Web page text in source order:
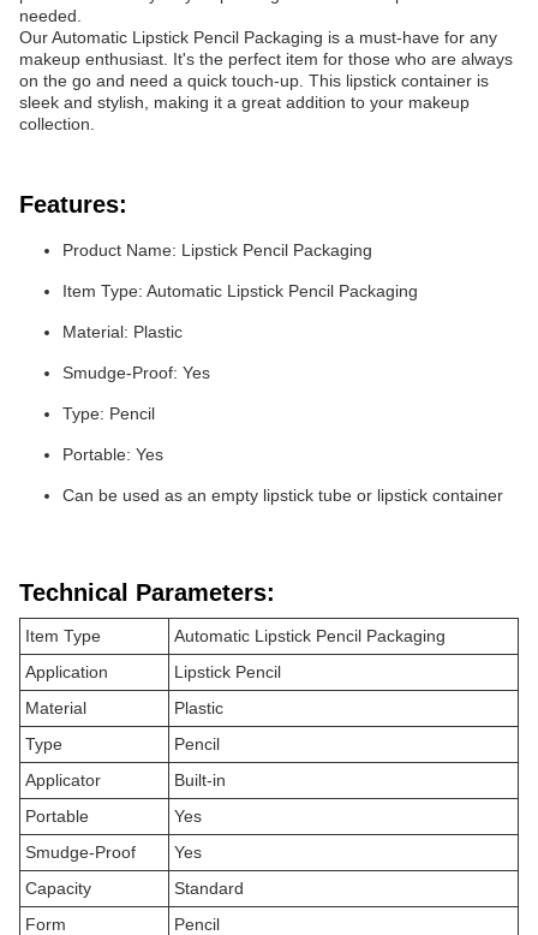
needed.
Our Automatic Lipstick Pencil Packaging is a must-have for any
makeup enthusiast. It's the perfect item for those who are always
on the go and need a quick touch-up. This lipstick container is
sleek and stylish, making it a great addition to your makeup
collection.
Features:
Product Name: Lipstick Pencil Packaging
Item Type: Automatic Lipstick Pencil Packaging
Material: Plastic
Smudge-Proof: Yes
Type: Pencil
Portable: Yes
Can be used as an empty lipstick tube or lipstick container
Technical Parameters:
Item Type
Automatic Lipstick Pencil Packaging
Application
Lipstick Pencil
Material
Plastic
Type
Pencil
Applicator
Built-in
Portable
Yes
Smudge-Proof
Yes
Capacity
Standard
Form
Pencil